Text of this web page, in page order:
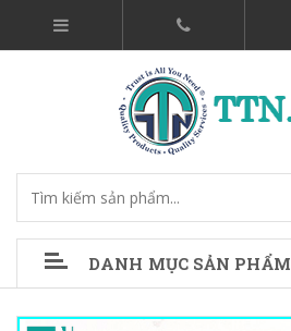
DANH MỤC SẢN PHẨM